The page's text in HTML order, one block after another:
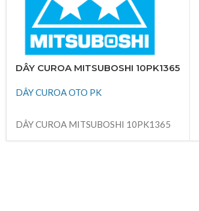
DÂY CUROA MITSUBOSHI 10PK1365
DÂY CUROA OTO PK
DÂY CUROA MITSUBOSHI 10PK1365